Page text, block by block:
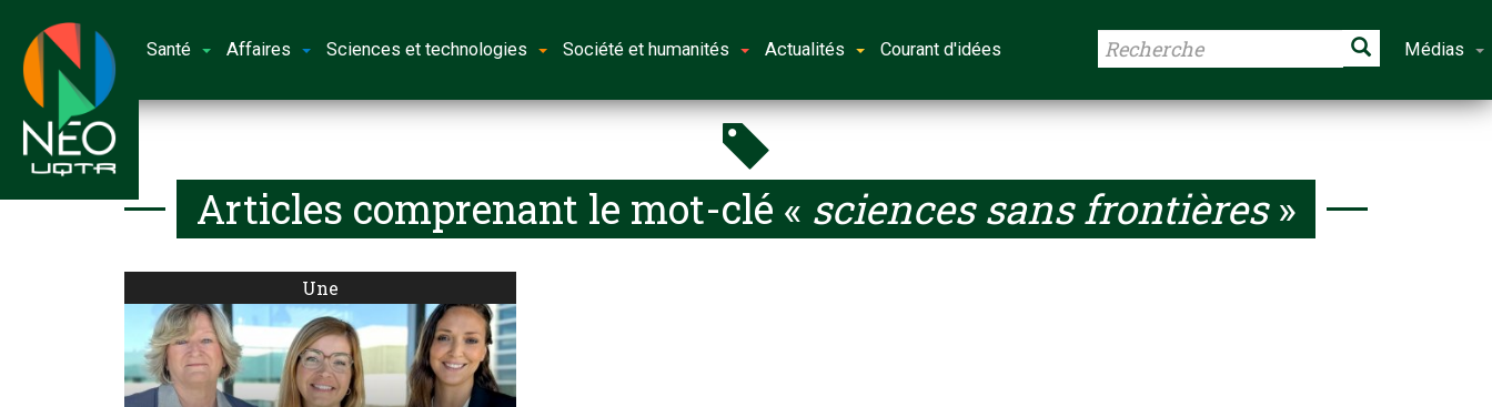
Santé Affaires Sciences et technologies Société et humanités Actualités Courant d'idées Médias
Articles comprenant le mot-clé « sciences sans frontières»
Une